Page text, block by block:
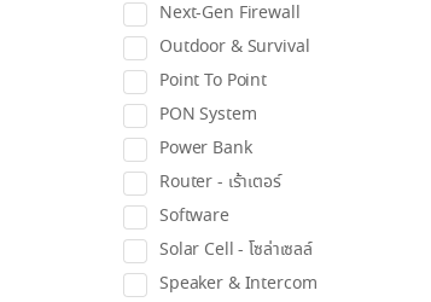
Next-Gen Firewall
Outdoor & Survival
Point To Point
PON System
Power Bank
Router - เร้าเตอร์
Software
Solar Cell - โซล่าเซลล์
Speaker & Intercom